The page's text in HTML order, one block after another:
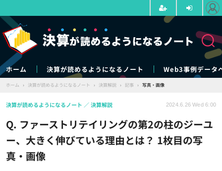
ホーム 決算が読めるようになるノート Web3事例データ
ホーム › 決算が読めるようになるノート › 決算解説 › 記事 › 写真・画像
Q. ファーストリテイリングの第2の柱のジーユ
ー、大きく伸びている理由とは？ 1枚目の写
真・画像
決算が読めるようになるノート 決算解説 2024.6.26 Wed 6:00